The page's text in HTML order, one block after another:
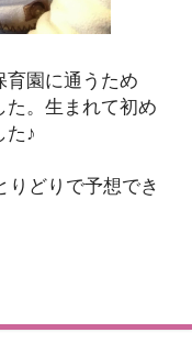
育園に通うため
た。生まれて初め
た♪
りどりで予想でき